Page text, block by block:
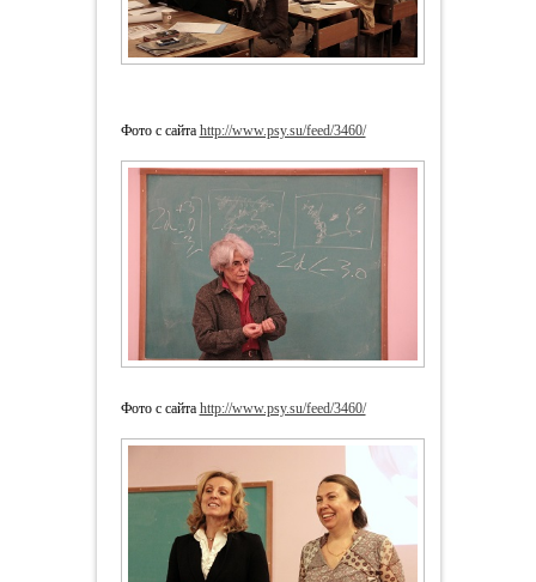
Фото с сайта http://www.psy.su/feed/3460/
Фото с сайта http://www.psy.su/feed/3460/